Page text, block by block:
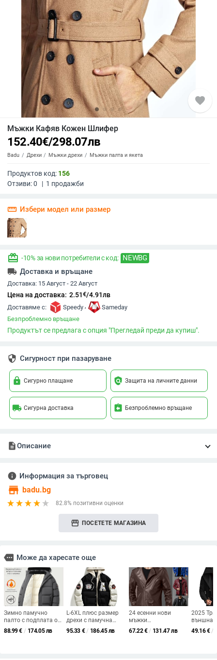
favorite
Мъжки Кафяв Кожен Шлифер
152.40€/298.07лв
Badu Дрехи Мъжки дрехи Мъжки палта и якета
Продуктов код: 156
Отзиви:0 | 1 продажби
straighten Избери модел или размер
redeem -10% за нови потребители с код: NEWBG
local_shipping Доставка и връщане
Доставка: 15 Август - 22 Август
Цена на доставка: 2.51€/4.91лв
Доставяме с: Speedy ,
Sameday
Безпроблемно връщане
Продуктът се предлага с опция "Прегледай преди да купиш".
security Сигурност при пазаруване
lock Сигурно плащане policy Защита на личните данни
local_shipping Сигурна доставка assignment_return Безпроблемно връщане
descriptionОписание
info Информация за търговец
store badu.bg
82.8% позитивни оценки
storefront ПОСЕТЕТЕ МАГАЗИНА
more Може да харесате още
Зимно памучно
палто с подплата от
полар, есенно-зимно
мъжко пухено яке с
88.99€ / 174.05 лв
L-6XL плюс размер
дрехи с памучна
подплата, мъжки,
фалшиви
95.33 € / 186.45 лв
24 есенни нови
мъжки
висококачествени
кожени якета с
67.22€ / 131.47 лв
2025
външна
Amazon
49.16€ /